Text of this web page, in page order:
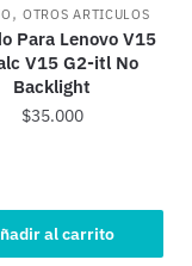
, OTROS ARTICULOS
Para Lenovo V15
V15 G2-itl No
Backlight
$35.000
al carrito